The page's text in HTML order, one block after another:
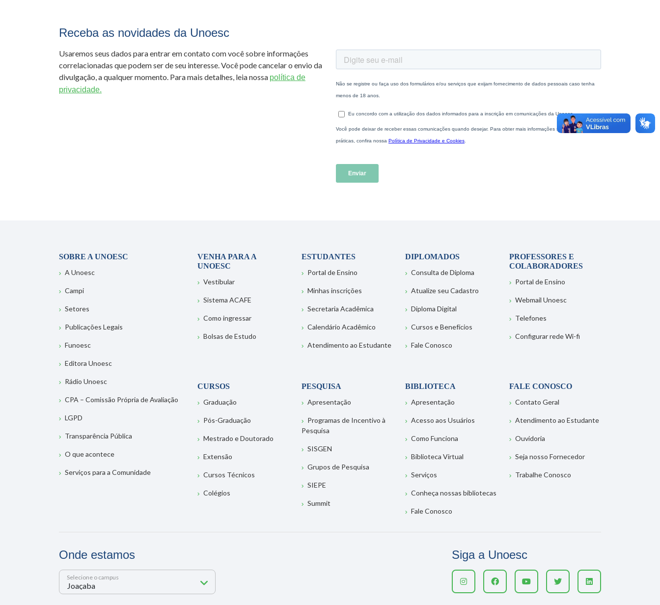
Receba as novidades da Unoesc
Usaremos seus dados para entrar em contato com você sobre informações
correlacionadas que podem ser de seu interesse. Você pode cancelar o envio da
divulgação, a qualquer momento. Para mais detalhes, leia nossa política de
privacidade.
SOBRE A UNOESC
A Unoesc
Campi
Setores
Publicações Legais
Funoesc
Editora Unoesc
Rádio Unoesc
CPA – Comissão Própria de Avaliação
LGPD
Transparência Pública
O que acontece
Serviços para a Comunidade
VENHA PARA A
UNOESC
Vestibular
Sistema ACAFE
Como ingressar
Bolsas de Estudo
ESTUDANTES
Portal de Ensino
Minhas inscrições
Secretaria Acadêmica
Calendário Acadêmico
Atendimento ao Estudante
DIPLOMADOS
Consulta de Diploma
Atualize seu Cadastro
Diploma Digital
Cursos e Benefícios
Fale Conosco
PROFESSORES E
COLABORADORES
Portal de Ensino
Webmail Unoesc
Telefones
Configurar rede Wi-fi
CURSOS
Graduação
Pós-Graduação
Mestrado e Doutorado
Extensão
Cursos Técnicos
Colégios
PESQUISA
Apresentação
Programas de Incentivo à
Pesquisa
SISGEN
Grupos de Pesquisa
SIEPE
Summit
BIBLIOTECA
Apresentação
Acesso aos Usuários
Como Funciona
Biblioteca Virtual
Serviços
Conheça nossas bibliotecas
Fale Conosco
FALE CONOSCO
Contato Geral
Atendimento ao Estudante
Ouvidoria
Seja nosso Fornecedor
Trabalhe Conosco
Onde estamos
Selecione o campus
Siga a Unoesc